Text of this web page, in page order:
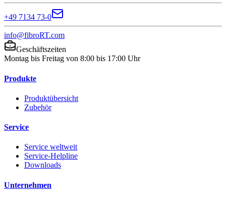
+49 7134 73-0
info@fibroRT.com
Geschäftszeiten
Montag bis Freitag von 8:00 bis 17:00 Uhr
Produkte
Produktübersicht
Zubehör
Service
Service weltweit
Service-Helpline
Downloads
Unternehmen